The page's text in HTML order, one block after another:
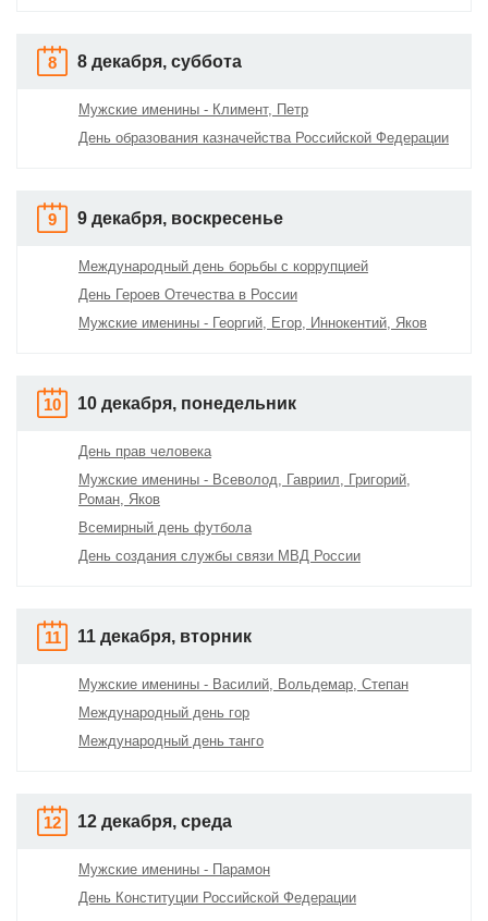
8 8 декабря, суббота
Мужские именины - Климент, Петр
День образования казначейства Российской Федерации
9 9 декабря, воскресенье
Международный день борьбы с коррупцией
День Героев Отечества в России
Мужские именины - Георгий, Егор, Иннокентий, Яков
10 10 декабря, понедельник
День прав человека
Мужские именины - Всеволод, Гавриил, Григорий,
Роман, Яков
Всемирный день футбола
День создания службы связи МВД России
11 11 декабря, вторник
Мужские именины - Василий, Вольдемар, Степан
Международный день гор
Международный день танго
12 12 декабря, среда
Мужские именины - Парамон
День Конституции Российской Федерации